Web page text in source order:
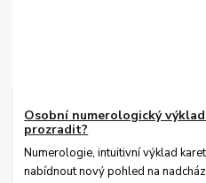
Osobní numerologický
prozradit?
Numerologie, intuitivní výklad
nabídnout nový pohled na